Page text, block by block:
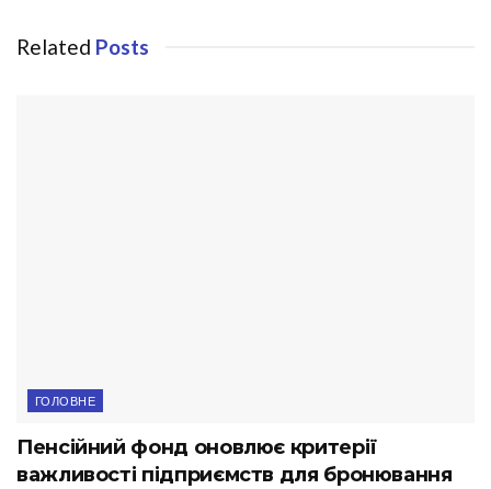
Related Posts
ГОЛОВНЕ
Пенсійний фонд оновлює критерії
важливості підприємств для бронювання